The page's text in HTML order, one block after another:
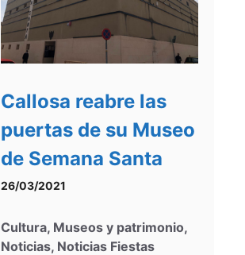
Callosa reabre las
puertas de su Museo
de Semana Santa
26/03/2021
Cultura, Museos y patrimonio,
Noticias, Noticias Fiestas